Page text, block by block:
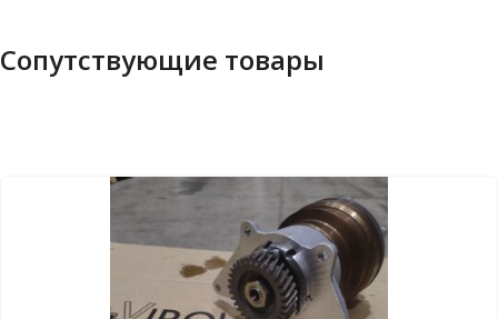
Сопутствующие товары